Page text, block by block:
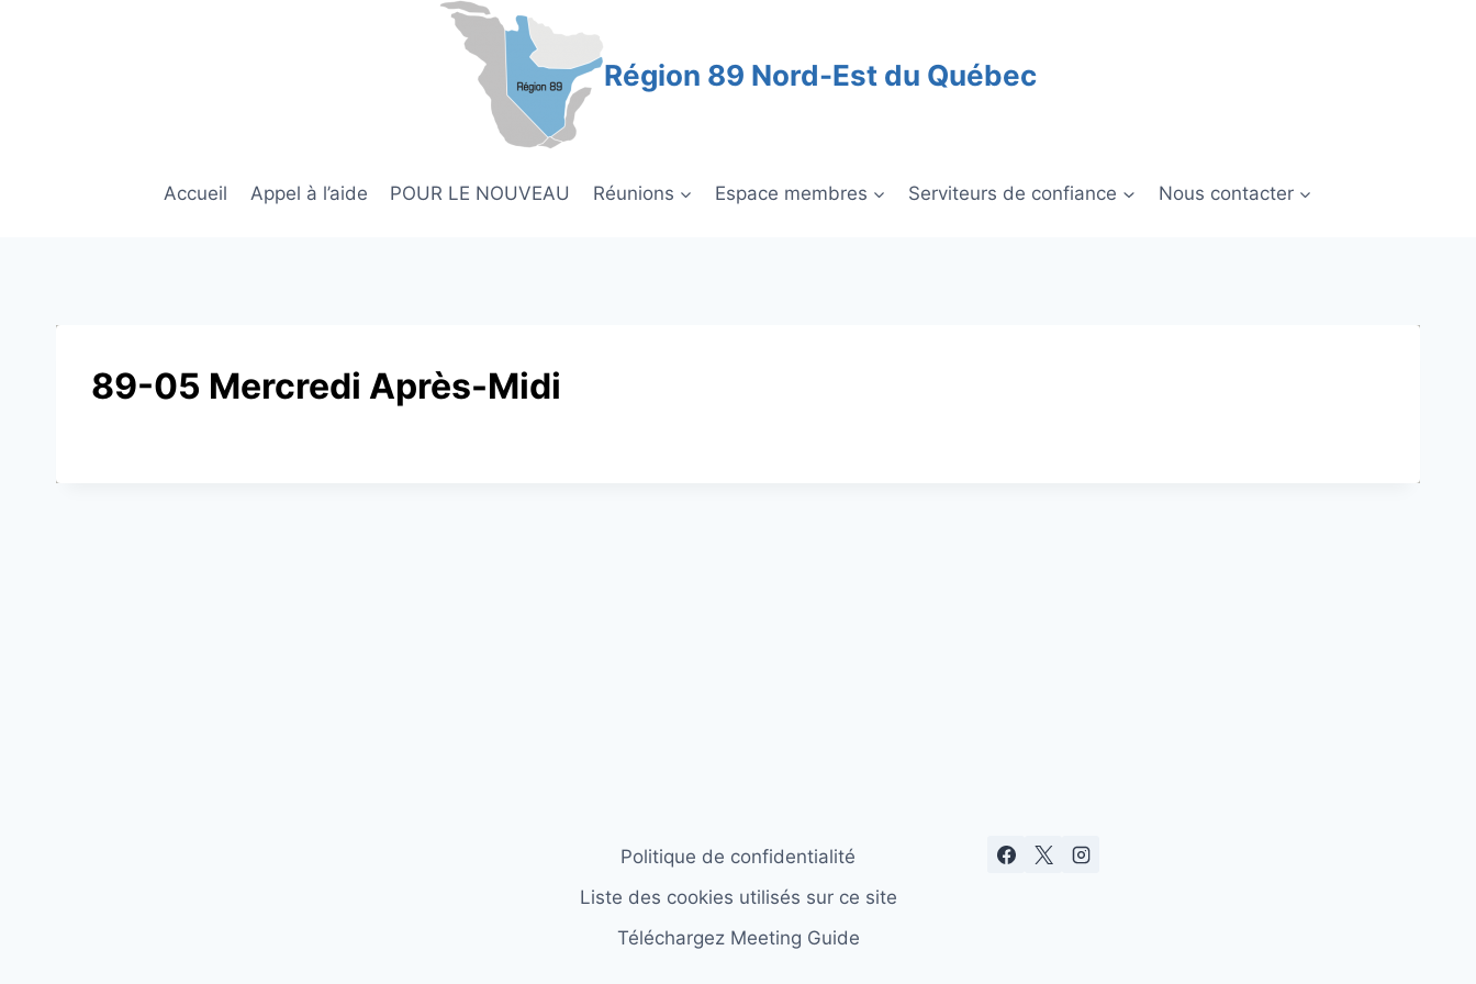
Région 89 Nord-Est du Québec
Accueil Appel à l’aide POUR LE NOUVEAU Réunions Espace membres Serviteurs de confiance Nous contacter
89-05 Mercredi Après-Midi
Politique de confidentialité
Liste des cookies utilisés sur ce site
Téléchargez Meeting Guide